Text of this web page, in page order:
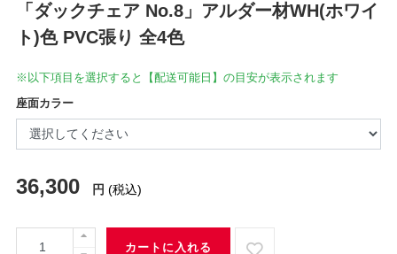
「ダックチェア No.8」アルダー材WH(ホワイ
ト)色 PVC張り 全4色
※以下項目を選択すると【配送可能日】の目安が表示されます
座面カラー
36,300 円 (税込)
カートに入れる